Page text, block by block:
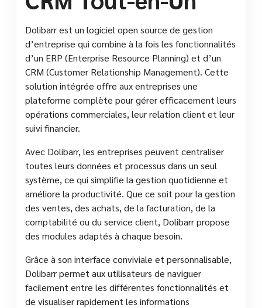
Dolibarr est un logiciel open source de gestion
d’entreprise qui combine à la fois les fonctionnalités
d’un ERP (Enterprise Resource Planning) et d’un
CRM (Customer Relationship Management). Cette
solution intégrée offre aux entreprises une
plateforme complète pour gérer efficacement leurs
opérations commerciales, leur relation client et leur
suivi financier.
Avec Dolibarr, les entreprises peuvent centraliser
toutes leurs données et processus dans un seul
système, ce qui simplifie la gestion quotidienne et
améliore la productivité. Que ce soit pour la gestion
des ventes, des achats, de la facturation, de la
comptabilité ou du service client, Dolibarr propose
des modules adaptés à chaque besoin.
Grâce à son interface conviviale et personnalisable,
Dolibarr permet aux utilisateurs de naviguer
facilement entre les différentes fonctionnalités et
de visualiser rapidement les informations